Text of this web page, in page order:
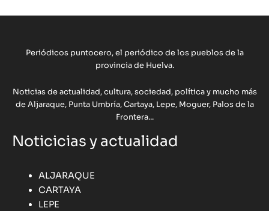
Periódicos puntocero, el periódico de los pueblos de la
provincia de Huelva.
Noticias de actualidad, cultura, sociedad, política y mucho más
de Aljaraque, Punta Umbría, Cartaya, Lepe, Moguer, Palos de la
Frontera...
Noticicias y actualidad
ALJARAQUE
CARTAYA
LEPE